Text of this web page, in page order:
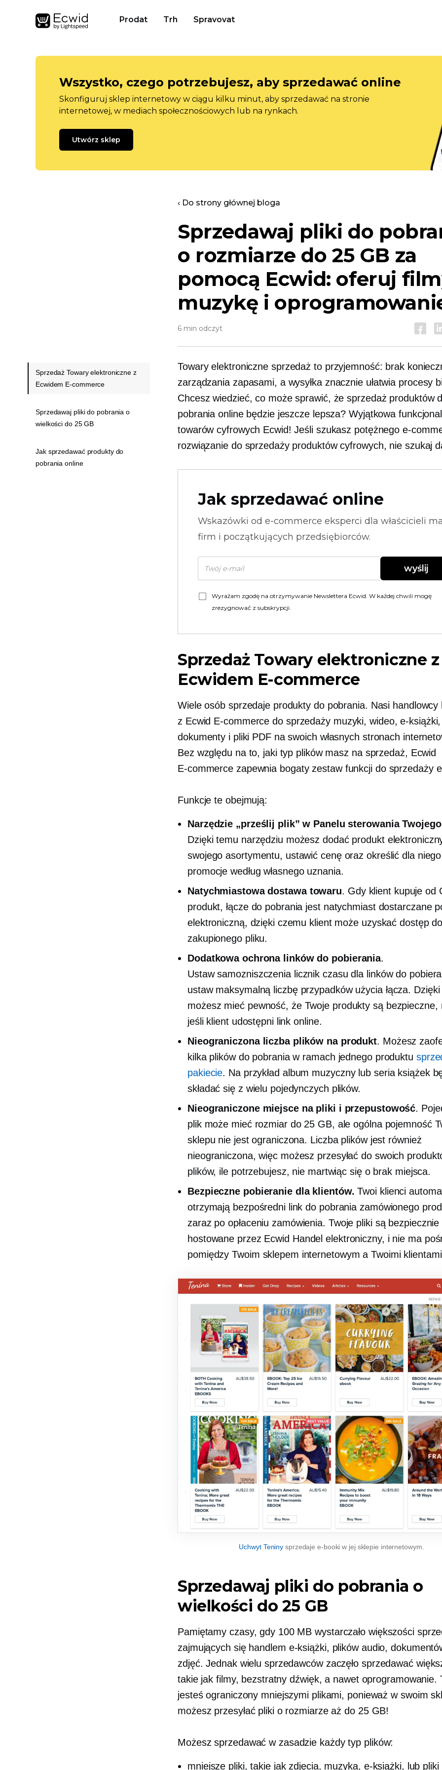
Prodat Trh Spravovat
Wszystko, czego potrzebujesz, aby sprzedawać online
Skonfiguruj sklep internetowy w ciągu kilku minut, aby sprzedawać na stronie
internetowej, w mediach społecznościowych lub na rynkach.
Utwórz sklep
‹ Do strony głównej bloga
Sprzedawaj pliki do
o rozmiarze do 25 GB za
pomocą Ecwid: oferuj
muzykę i
6 min odczyt
Towary elektroniczne sprzedaż to przyjemność: brak
zarządzania zapasami, a wysyłka znacznie ułatwia procesy
Chcesz wiedzieć, co może sprawić, że sprzedaż produktów
pobrania online będzie jeszcze lepsza? Wyjątkowa
towarów cyfrowych Ecwid! Jeśli szukasz potężnegoe-
rozwiązanie do sprzedaży produktów cyfrowych, nie szukaj
Jak sprzedawać online
Wskazówki od e-commerce eksperci dla właścicieli
firm i początkujących przedsiębiorców.
wyślij
Wyrażam zgodę na otrzymywanie Newslettera Ecwid. W każdej chwili mogę
zrezygnować z subskrypcji.
Sprzedaż Towary elektroniczne z
Ecwidem E-commerce
Wiele osób sprzedaje produkty do pobrania. Nasi handlowcy
z Ecwid E-commerce do sprzedaży muzyki, wideo,e-książki,
dokumenty i pliki PDF na swoich własnych stronach
Bez względu na to, jaki typ plików masz na sprzedaż, Ecwid
E-commerce zapewnia bogaty zestaw funkcji do sprzedaży
Funkcje te obejmują:
Narzędzie „prześlij plik” w Panelu sterowania
Dzięki temu narzędziu możesz dodać produkt
swojego asortymentu, ustawić cenę oraz określić dla
promocje według własnego uznania.
Natychmiastowa dostawa towaru. Gdy klient kupuje od
produkt, łącze do pobrania jest natychmiast dostarczane
elektroniczną, dzięki czemu klient może uzyskać dostęp do
zakupionego pliku.
Dodatkowa ochrona linków do pobierania.
Ustawsamozniszczenialicznik czasu dla linków do
ustaw maksymalną liczbę przypadków użycia łącza.
możesz mieć pewność, że Twoje produkty są bezpieczne,
jeśli klient udostępni link online.
Nieograniczona liczba plików na produkt. Możesz
kilka plików do pobrania w ramach jednego produktu
pakiecie. Na przykład album muzyczny lub seria książek
składać się z wielu pojedynczych plików.
Nieograniczone miejsce na pliki i przepustowość.
plik może mieć rozmiar do 25 GB, ale ogólna pojemność
sklepu nie jest ograniczona. Liczba plików jest również
nieograniczona, więc możesz przesyłać do swoich
plików, ile potrzebujesz, nie martwiąc się o brak miejsca.
Bezpieczne pobieranie dla klientów. Twoi klienci
otrzymają bezpośredni link do pobrania zamówionego
zaraz po opłaceniu zamówienia. Twoje pliki są bezpiecznie
hostowane przez Ecwid Handel elektroniczny, i nie ma
pomiędzy Twoim sklepem internetowym a Twoimi
Uchwyt Teniny sprzedajee-booki w jej sklepie internetowym.
Sprzedawaj pliki do pobrania o
wielkości do 25 GB
Pamiętamy czasy, gdy 100 MB wystarczało większości
zajmujących się handlem e-książki, plików audio,
zdjęć. Jednak wielu sprzedawców zaczęło sprzedawać
takie jak filmy, bezstratny dźwięk, a nawet oprogramowanie.
jesteś ograniczony mniejszymi plikami, ponieważ w swoim
możesz przesyłać pliki o rozmiarze aż do 25 GB!
Możesz sprzedawać w zasadzie każdy typ plików:
mniejsze pliki, takie jak zdjęcia, muzyka, e-książki, lub
Sprzedaż Towary elektroniczne z
Ecwidem E-commerce
Sprzedawaj pliki do pobrania o
wielkości do 25 GB
Jak sprzedawać produkty do
pobrania online